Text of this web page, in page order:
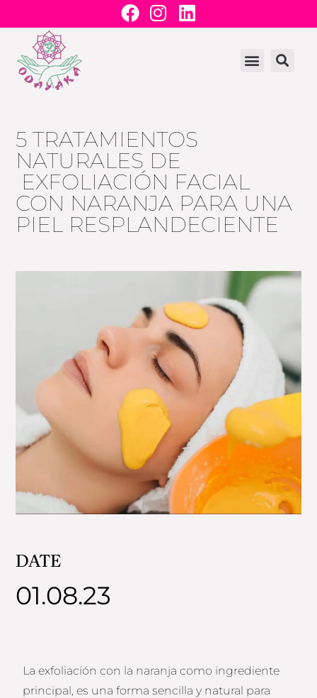
al
contenido
F
a
k
I
n
a
m
L
i
n
5 TRATAMIENTOS
NATURALES DE
EXFOLIACIÓN FACIAL
CON NARANJA PARA UNA
PIEL RESPLANDECIENTE
DATE
01.08.23
La exfoliación con la naranja como ingrediente
principal, es una forma sencilla y natural para